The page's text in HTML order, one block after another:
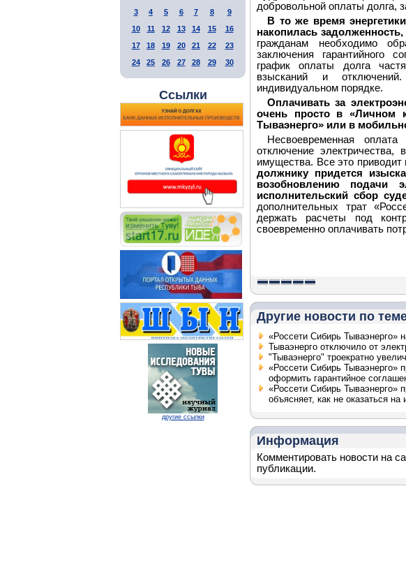
3
4 5 6 7 8
9
10
11 12 13 14 15
16
17
18 19 20 21 22
23
24
25 26 27 28 29 30
Ссылки
другие ссылки
добровольной оплаты долга,
В то же время
накопилась
гражданам необходимо
заключения гарантийного
график оплаты долга
взысканий и
индивидуальном порядке.
Оплачивать за
очень просто в «Личном
Тываэнерго» или в
Несвоевременная
отключение
имущества. Все это
должнику придется
возобновлению подачи
исполнительский сбор
дополнительных трат
держать расчеты под
своевременно оплачивать
Другие новости по
«Россети Сибирь
Тываэнерго отключило от
"Тываэнерго" троекратно
«Россети Сибирь Тываэнерго»
оформить гарантийное
«Россети Сибирь Тываэнерго»
объясняет, как не оказаться на
Информация
Комментировать новости на
публикации.